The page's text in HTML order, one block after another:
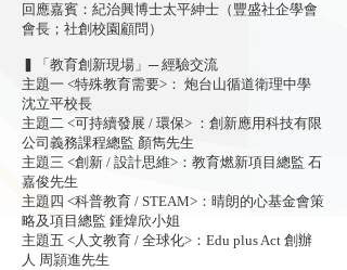
回應嘉賓：紀治興博士太平紳士（豐盛社企學會
會長；社創校園顧問）
▍「教育創新現場」─ 經驗交流
主題一 <特殊教育需要>： 炮台山循道衛理中學
沈立平校長
主題二 <可持續發展 / 環保> ：創新應用科技有限
公司義務課程總監 顏雋先生
主題三 <創新 / 設計思維>：教育燃新項目總監 石
嘉俊先生
主題四 <科普教育 / STEAM>：晴朗的心基金會策
略及項目總監 鍾煒欣小姐
主題五 <人文教育 / 全球化>：Edu plus Act 創辦
人 周頴進先生